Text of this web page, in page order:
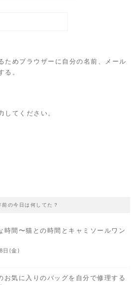
ためブラウザーに自分の名前、メール
る。
してください。
前の今日は何してた？
時間〜猫との時間とキャミソールワン
日(金)
お気に入りのバッグを自分で修理する